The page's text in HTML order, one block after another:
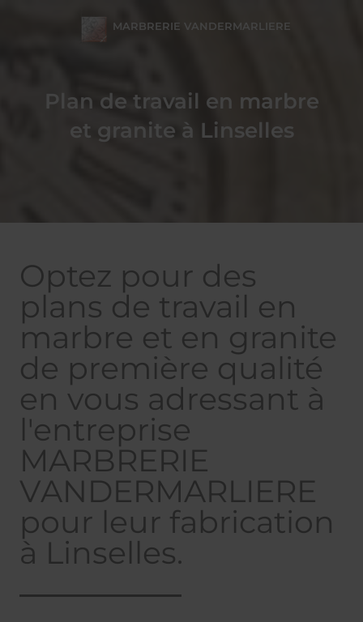
Plan de travail en marbre
et granite à Linselles
Optez pour des
plans de travail en
marbre et en granite
de première qualité
en vous adressant à
l'entreprise
MARBRERIE
VANDERMARLIERE
pour leur fabrication
à Linselles.
MARBRERIE VANDERMARLIERE